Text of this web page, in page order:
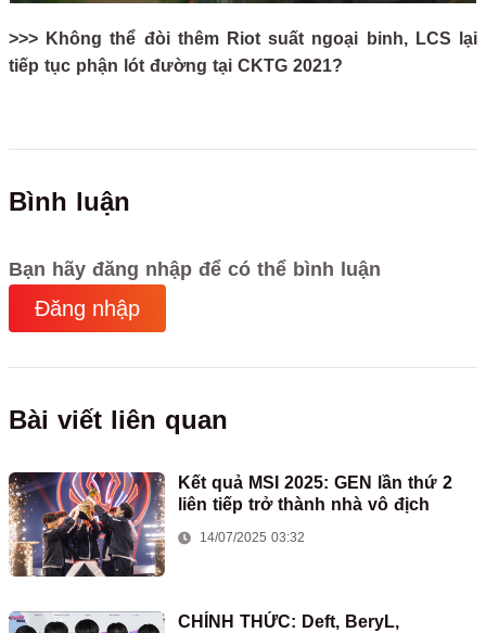
>>> Không thể đòi thêm Riot suất ngoại binh, LCS lại
tiếp tục phận lót đường tại CKTG 2021?
Bình luận
Bạn hãy đăng nhập để có thể bình luận
Đăng nhập
Bài viết liên quan
Kết quả MSI 2025: GEN lần thứ 2
liên tiếp trở thành nhà vô địch
14/07/2025 03:32
CHÍNH THỨC: Deft, BeryL,